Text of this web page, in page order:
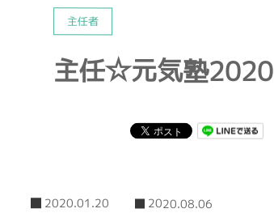
主任者
主任☆元気塾2020
2020.01.20 2020.08.06